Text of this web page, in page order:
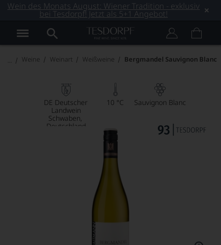
Wein des Monats August: Wiener Tradition - exklusiv
bei Tesdorpf! Jetzt als 5+1 Angebot!
Weine Weinart Weißweine Bergmandel Sauvignon Blanc
DE Deutscher
Landwein
Schwaben
Deutschland
10 °C Sauvignon Blanc